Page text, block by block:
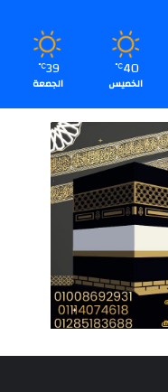
40
℃
الخميس
39
℃
الجمعة